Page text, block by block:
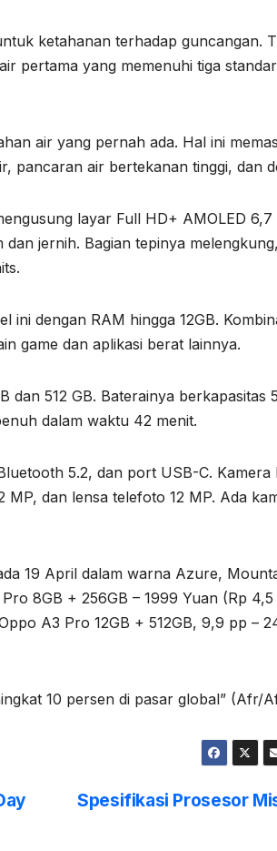
ketahanan terhadap guncangan.
pertama yang memenuhi tiga
air yang pernah ada. Hal ini
pancaran air bertekanan tinggi, dan
layar Full HD+ AMOLED 6,7
jernih. Bagian tepinya
ini dengan RAM hingga 12GB.
game dan aplikasi berat lainnya.
dan 512 GB. Baterainya berkapasitas
dalam waktu 42 menit.
5.2, dan port USB-C. Kamera
dan lensa telefoto 12 MP. Ada
19 April dalam warna Azure,
8GB + 256GB – 1999 Yuan (Rp
A3 Pro 12GB + 512GB, 9,9 pp –
10 persen di pasar global” (Afr/
Spesifikasi Prosesor